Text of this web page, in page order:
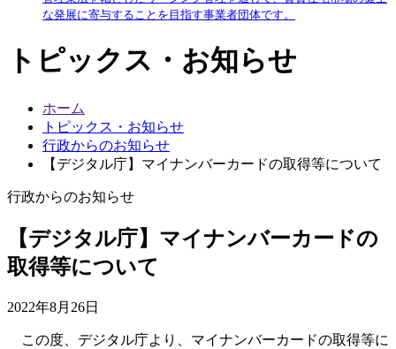
な発展に寄与することを目指す事業者団体です。
トピックス・お知らせ
ホーム
トピックス・お知らせ
行政からのお知らせ
【デジタル庁】マイナンバーカードの取得等について
行政からのお知らせ
【デジタル庁】マイナンバーカードの
取得等について
2022年8月26日
この度、デジタル庁より、マイナンバーカードの取得等に